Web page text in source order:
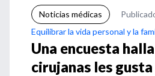
Noticias médicas
Equilibrar la vida personal y la
Una encuesta
cirujanas les